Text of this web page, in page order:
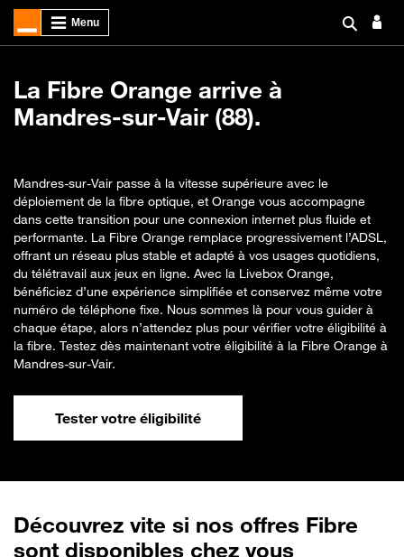
La Fibre Orange arrive à
Mandres-sur-Vair (88).
Mandres-sur-Vair passe à la vitesse supérieure avec le
déploiement de la fibre optique, et Orange vous accompagne
dans cette transition pour une connexion internet plus fluide et
performante. La Fibre Orange remplace progressivement l’ADSL,
offrant un réseau plus stable et adapté à vos usages quotidiens,
du télétravail aux jeux en ligne. Avec la Livebox Orange,
bénéficiez d’une expérience simplifiée et conservez même votre
numéro de téléphone fixe. Nous sommes là pour vous guider à
chaque étape, alors n’attendez plus pour vérifier votre éligibilité à
la fibre. Testez dès maintenant votre éligibilité à la Fibre Orange à
Mandres-sur-Vair.
Tester votre éligibilité
Découvrez vite si nos offres Fibre
sont disponibles chez vous